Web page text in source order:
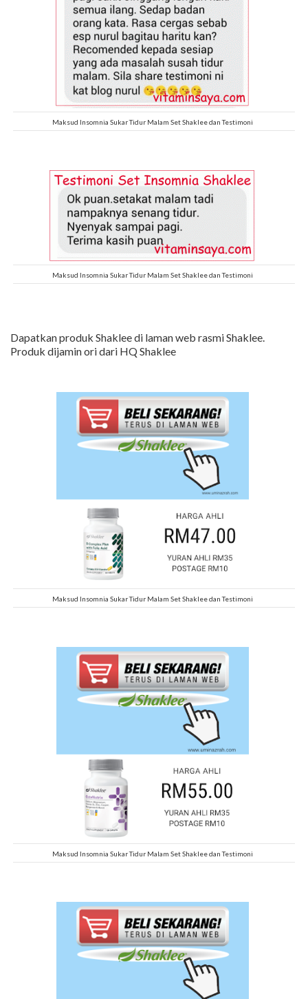
Maksud Insomnia Sukar Tidur Malam Set Shaklee dan Testimoni
Maksud Insomnia Sukar Tidur Malam Set Shaklee dan Testimoni
Dapatkan produk Shaklee di laman web rasmi Shaklee.
Produk dijamin ori dari HQ Shaklee
Maksud Insomnia Sukar Tidur Malam Set Shaklee dan Testimoni
Maksud Insomnia Sukar Tidur Malam Set Shaklee dan Testimoni